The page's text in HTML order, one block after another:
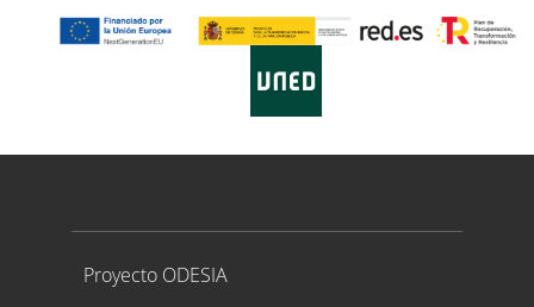
Proyecto ODESIA
Proyecto ODESIA